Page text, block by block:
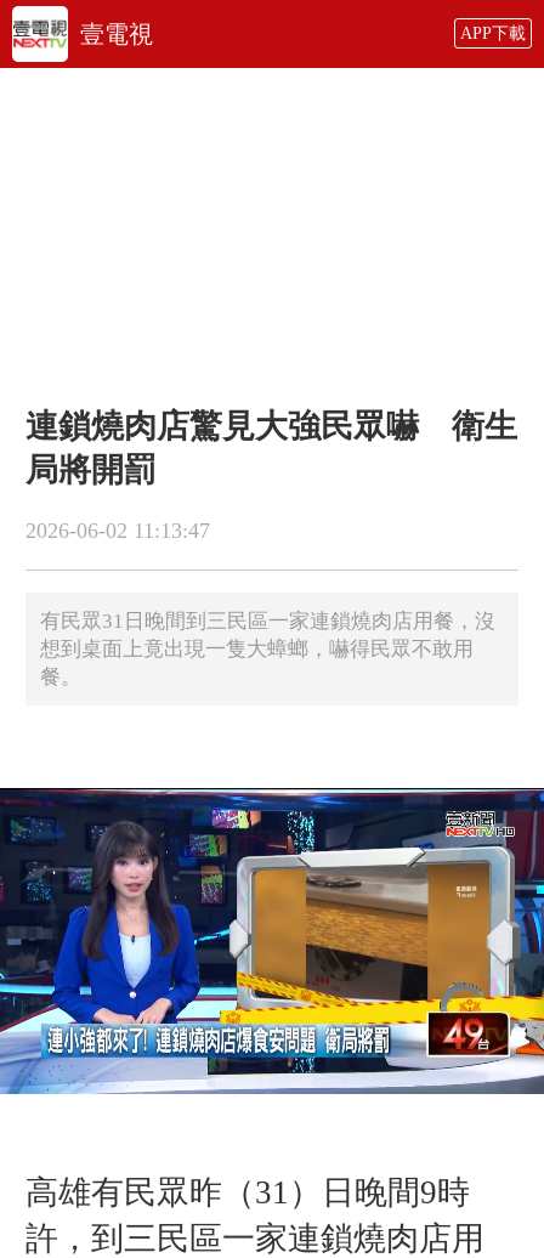
壹電視 APP下載
連鎖燒肉店驚見大強民眾嚇 衛生
局將開罰
2026-06-02 11:13:47
有民眾31日晚間到三民區一家連鎖燒肉店用餐，沒
想到桌面上竟出現一隻大蟑螂，嚇得民眾不敢用
餐。
高雄有民眾昨（31）日晚間9時
許，到三民區一家連鎖燒肉店用